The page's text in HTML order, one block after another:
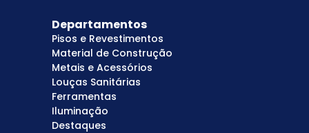
Departamentos
Pisos e Revestimentos
Material de Construção
Metais e Acessórios
Louças Sanitárias
Ferramentas
Iluminação
Destaques